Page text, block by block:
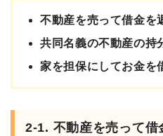
不動産を売って借金を
共同名義の不動産の持
家を担保にしてお金を
2-1. 不動産を売って借